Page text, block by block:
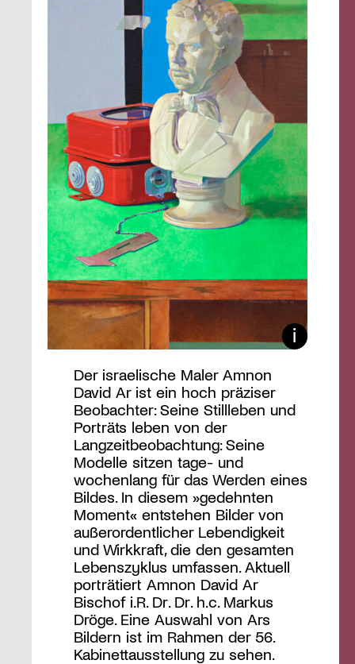
Der israelische Maler Amnon
David Ar ist ein hoch präziser
Beobachter: Seine Stillleben und
Porträts leben von der
Langzeitbeobachtung: Seine
Modelle sitzen tage- und
wochenlang für das Werden eines
Bildes. In diesem »gedehnten
Moment« entstehen Bilder von
außerordentlicher Lebendigkeit
und Wirkkraft, die den gesamten
Lebenszyklus umfassen. Aktuell
porträtiert Amnon David Ar
Bischof i.R. Dr. Dr. h.c. Markus
Dröge. Eine Auswahl von Ars
Bildern ist im Rahmen der 56.
Kabinettausstellung zu sehen.